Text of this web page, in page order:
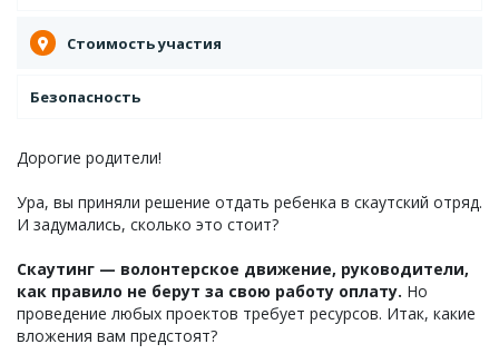
Стоимость участия
Безопасность
Дорогие родители!
Ура, вы приняли решение отдать ребенка в скаутский отряд.
И задумались, сколько это стоит?
Скаутинг — волонтерское движение, руководители,
как правило не берут за свою работу оплату. Но
проведение любых проектов требует ресурсов. Итак, какие
вложения вам предстоят?